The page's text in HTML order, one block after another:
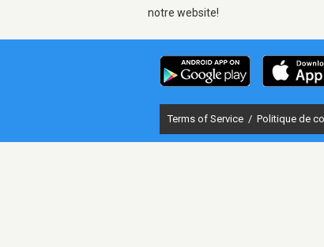
notre website!
Terms of Service / Politique de